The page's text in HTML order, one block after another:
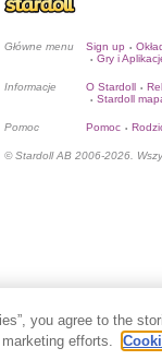
Główne menu Sign up •
• Gry i
Informacje O Stardoll •
• Stardoll
Pomoc Pomoc •
© Stardoll AB 2006-2026.
you agree to the
efforts.